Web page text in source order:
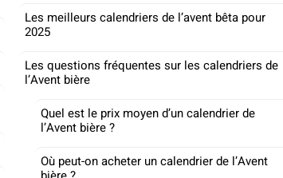
Les meilleurs calendriers de l’avent bêta pour
2025
Les questions fréquentes sur les calendriers de
l’Avent bière
Quel est le prix moyen d’un calendrier de
l’Avent bière ?
Où peut-on acheter un calendrier de l’Avent